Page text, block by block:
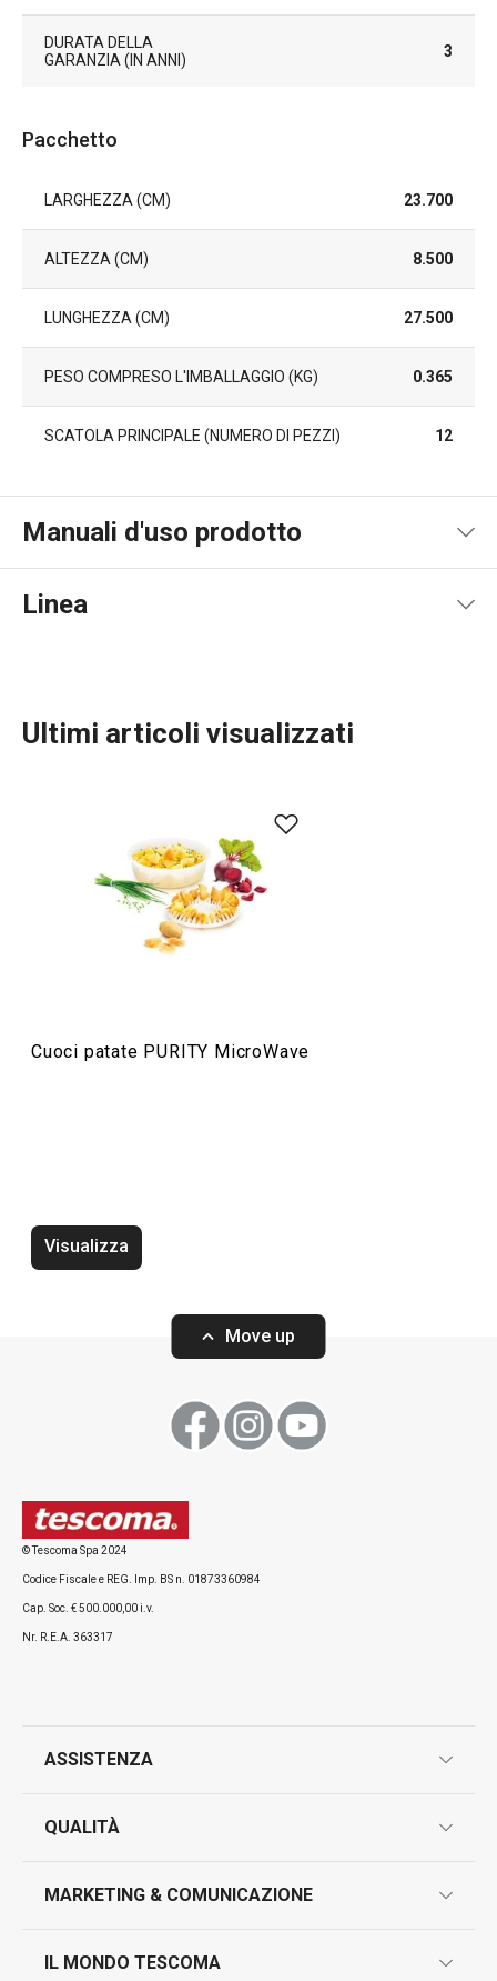
DURATA DELLA
GARANZIA (IN ANNI)
3
Pacchetto
LARGHEZZA (CM) 23.700
ALTEZZA (CM) 8.500
LUNGHEZZA (CM) 27.500
PESO COMPRESO L'IMBALLAGGIO (KG) 0.365
SCATOLA PRINCIPALE (NUMERO DI PEZZI) 12
Manuali d'uso prodotto
Linea
Cucinare
Ultimi articoli visualizzati
Cuoci patate PURITY MicroWave
Visualizza
Move up
© Tescoma Spa 2024
Codice Fiscale e REG. Imp. BS n. 01873360984
Cap. Soc. € 500.000,00 i.v.
Nr. R.E.A. 363317
ASSISTENZA
contatti
QUALITÀ
test sui prodotti
MARKETING & COMUNICAZIONE
IL MONDO TESCOMA